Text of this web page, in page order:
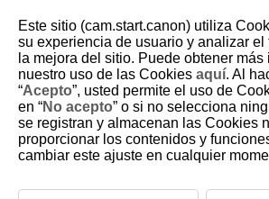
D250-030
Balance de blancos
[ ] Balance de blancos automático
[ ] Temperatura de color
Este sitio (cam.start.canon) utiliza
su experiencia de usuario y analizar el
la mejora del sitio. Puede obtener
nuestro uso de las Cookies aquí. Al
“Acepto”, usted permite el uso de
en “No acepto” o si no selecciona
se registran y almacenan las Cookies
proporcionar los contenidos y
cambiar este ajuste en cualquier